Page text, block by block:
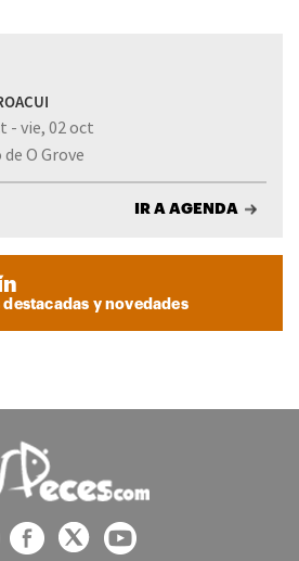
- vie, 02 oct
O Grove
IR A AGENDA
y novedades